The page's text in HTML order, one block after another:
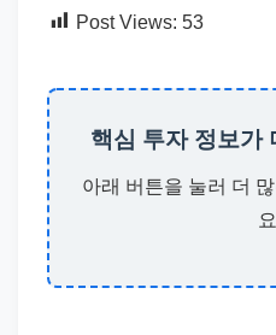
Post Views: 53
핵심 투자 정보가
아래 버튼을 눌러 더